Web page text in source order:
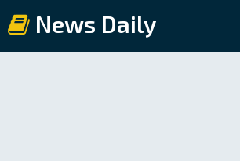
News Daily